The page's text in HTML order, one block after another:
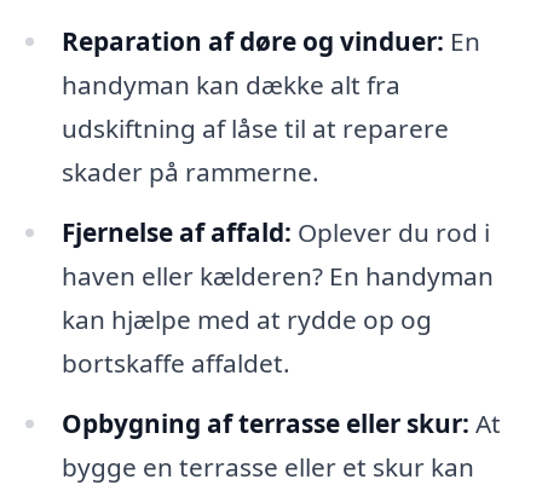
Reparation af døre og vinduer: En
handyman kan dække alt fra
udskiftning af låse til at reparere
skader på rammerne.
Fjernelse af affald: Oplever du rod i
haven eller kælderen? En handyman
kan hjælpe med at rydde op og
bortskaffe affaldet.
Opbygning af terrasse eller skur: At
bygge en terrasse eller et skur kan